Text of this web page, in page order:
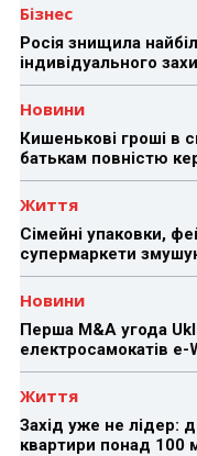
Бізнес
Росія знищила
індивідуального
Новини
Кишенькові гроші в
батькам повністю
Життя
Сімейні упаковки,
супермаркети
Новини
Перша M&A угода
електросамокатів
Життя
Захід уже не лідер:
квартири понад 100